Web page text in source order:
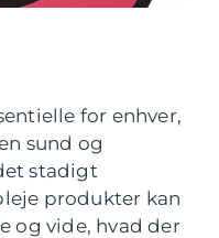
for enhver,
sund og
stadigt
produkter kan
og vide, hvad der